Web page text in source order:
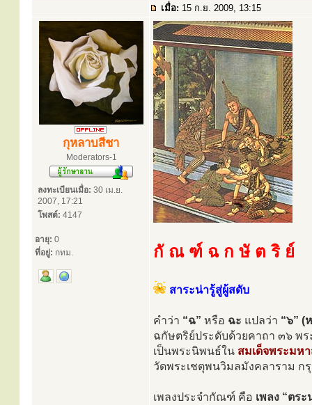
เมื่อ: 15 ก.ย. 2009, 13:15
กุหลาบสีชา
Moderators-1
ลงทะเบียนเมื่อ: 30 เม.ย.
2007, 17:21
โพสต์: 4147
อายุ: 0
ที่อยู่: กทม. กั ณ ฑ์ ฉ ก ษั ต ริ ย์
สาระน่ารู้สู่ผู้สดับ
คำว่า “ฉ” หรือ ฉะ แปลว่า “๖” (
ฉกัษตริย์ประดับด้วยคาถา ๓๖ พร
เป็นพระนิพนธ์ใน สมเด็จพระมห
วัดพระเชตุพนวิมลมังคลาราม ก
เพลงประจำกัณฑ์ คือ เพลง “ตร